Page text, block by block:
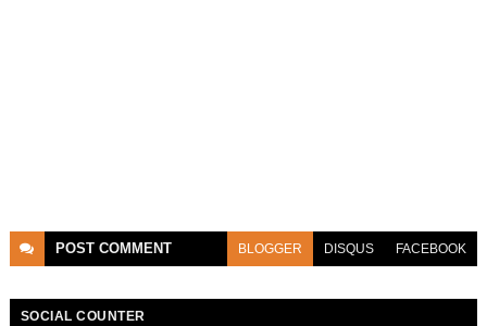
POST COMMENT BLOGGER DISQUS FACEBOOK
SOCIAL COUNTER